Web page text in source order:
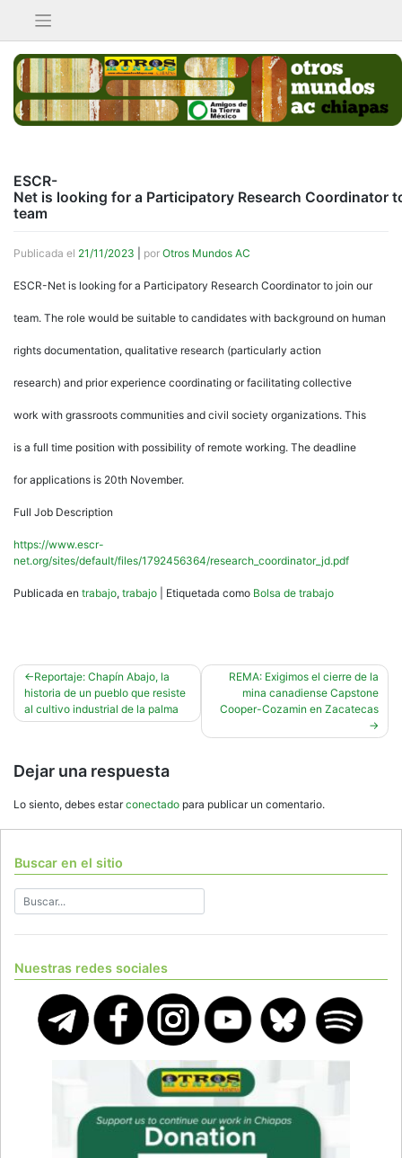
contenido
ESCR-
Net is looking for a Participatory Research Coordinator
team
Publicada el 21/11/2023 por Otros Mundos AC
ESCR-Net is looking for a Participatory Research Coordinator to join our
team. The role would be suitable to candidates with background on human
rights documentation, qualitative research (particularly action
research) and prior experience coordinating or facilitating collective
work with grassroots communities and civil society organizations. This
is a full time position with possibility of remote working. The deadline
for applications is 20th November.
Full Job Description
https://www.escr-
net.org/sites/default/files/1792456364/research_coordinator_jd.pdf
Publicada en trabajo, trabajo Etiquetada como Bolsa de trabajo
Navegación
de
entradas
Reportaje: Chapín Abajo, la
historia de un pueblo que resiste
al cultivo industrial de la palma
REMA: Exigimos el cierre de la
mina canadiense Capstone
Cooper-Cozamin en Zacatecas
Dejar una respuesta
Lo siento, debes estarconectado para publicar un comentario.
Buscar en el sitio
Nuestras redes sociales